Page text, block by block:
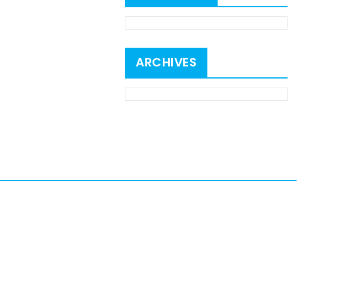
ARCHIVES